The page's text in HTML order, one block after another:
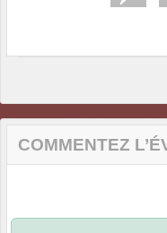
COMMENTEZ